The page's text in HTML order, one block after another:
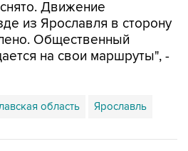
Движение
из Ярославля в сторону
Общественный
на свои маршруты", -
область Ярославль